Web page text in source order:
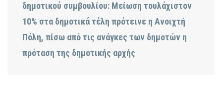
δημοτικού συμβουλίου: Μείωση τουλάχιστον
10% στα δημοτικά τέλη πρότεινε η Ανοιχτή
Πόλη, πίσω από τις ανάγκες των δημοτών η
πρόταση της δημοτικής αρχής